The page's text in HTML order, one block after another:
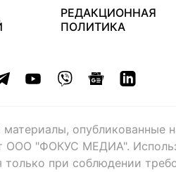
РЕДАКЦИОННАЯ
ПОЛИТИКА
материалы, опубликованные
ООО "ФОКУС МЕДИА".
только при соблюдении